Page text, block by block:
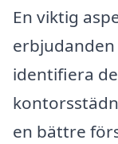
En viktig
identifiera
en bättre